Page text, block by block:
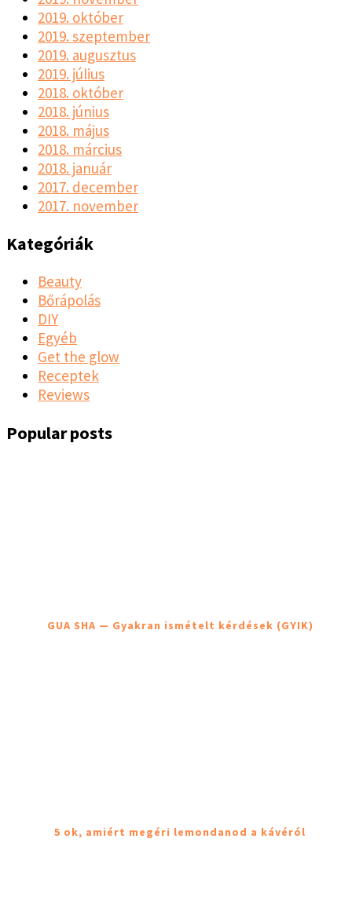
2019. október
2019. szeptember
2019. augusztus
2019. július
2018. október
2018. június
2018. május
2018. március
2018. január
2017. december
2017. november
Kategóriák
Beauty
Bőrápolás
DIY
Egyéb
Get the glow
Receptek
Reviews
Popular posts
GUA SHA — Gyakran ismételt kérdések (GYIK)
5 ok, amiért megéri lemondanod a kávéról